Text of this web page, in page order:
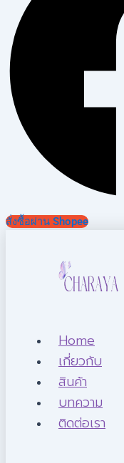
สั่งซื้อผ่าน Shopee
Home
เกี่ยวกับ
สินค้า
บทความ
ติดต่อเรา